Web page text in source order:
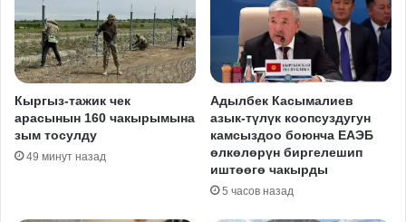
Кыргыз-тажик чек
арасынын 160 чакырымына
зым тосулду
49 минут назад
Адылбек Касымалиев
азык-түлүк коопсуздугун
камсыздоо боюнча ЕАЭБ
өлкөлөрүн биргелешип
иштөөгө чакырды
5 часов назад